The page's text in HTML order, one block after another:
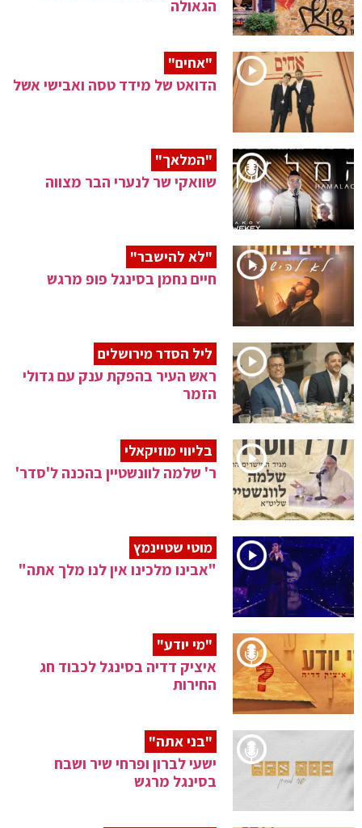
הגאולה
"אחים"
הדואט של מידד טסה ואבישי אשל
"המלאך"
שוואקי שר לנערי הבר מצווה
"לא להישבר"
חיים נחמן בסינגל פופ מרגש
ליל הסדר מירושלים
ראש העיר בהפקת ענק עם גדולי
הזמר
בליווי מוזיקאלי
ר' שלמה לוונשטיין בהכנה ל'סדר'
מוטי שטיינמץ
"אבינו מלכינו אין לנו מלך אתה"
"מי יודע"
איציק דדיה בסינגל לכבוד חג
החירות
"בני אתה"
ישעי לברון ופרחי שיר ושבח
בסינגל מרגש